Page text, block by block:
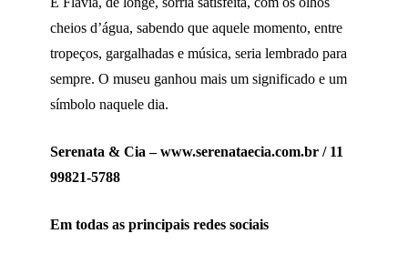
cheios d’água, sabendo que aquele momento, entre
tropeços, gargalhadas e música, seria lembrado para
sempre. O museu ganhou mais um significado e um
símbolo naquele dia.
Serenata & Cia – www.serenataecia.com.br / 11
99821-5788
Em todas as principais redes sociais